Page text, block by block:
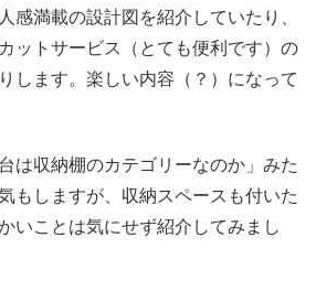
感満載の設計図を紹介していたり、
ットサービス（とても便利です）の
します。楽しい内容（？）になって
は収納棚のカテゴリーなのか」みた
もしますが、収納スペースも付いた
いことは気にせず紹介してみまし